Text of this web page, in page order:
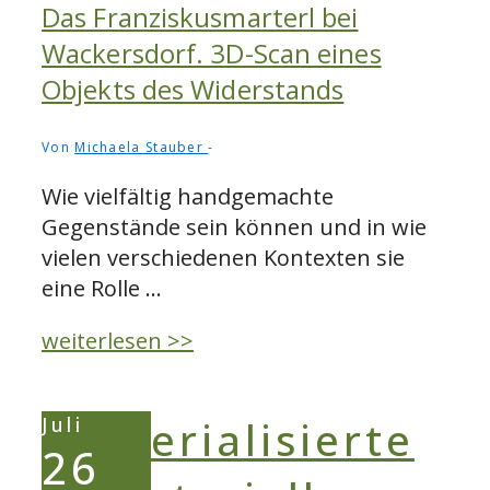
Das Franziskusmarterl bei
Wackersdorf. 3D-Scan eines
Objekts des Widerstands
VonMichaela Stauber
Wie vielfältig handgemachte
Gegenstände sein können und in wie
vielen verschiedenen Kontexten sie
eine Rolle …
Das
Wackersdorf.
3D-
weiterlesen >>
Juli
26